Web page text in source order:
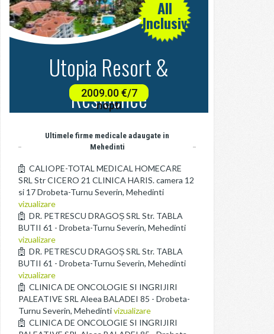
Ultimele firme medicale adaugate in
Mehedinti
CALIOPE-TOTAL MEDICAL HOMECARE
SRL Str CICERO 21 CLINICA HARIS. camera 12
si 17 Drobeta-Turnu Severin, Mehedinti
vizualizare
DR. PETRESCU DRAGOȘ SRL Str. TABLA
BUTII 61 - Drobeta-Turnu Severin, Mehedinti
vizualizare
DR. PETRESCU DRAGOȘ SRL Str. TABLA
BUTII 61 - Drobeta-Turnu Severin, Mehedinti
vizualizare
CLINICA DE ONCOLOGIE SI INGRIJIRI
PALEATIVE SRL Aleea BALADEI 85 - Drobeta-
Turnu Severin, Mehedintivizualizare
CLINICA DE ONCOLOGIE SI INGRIJIRI